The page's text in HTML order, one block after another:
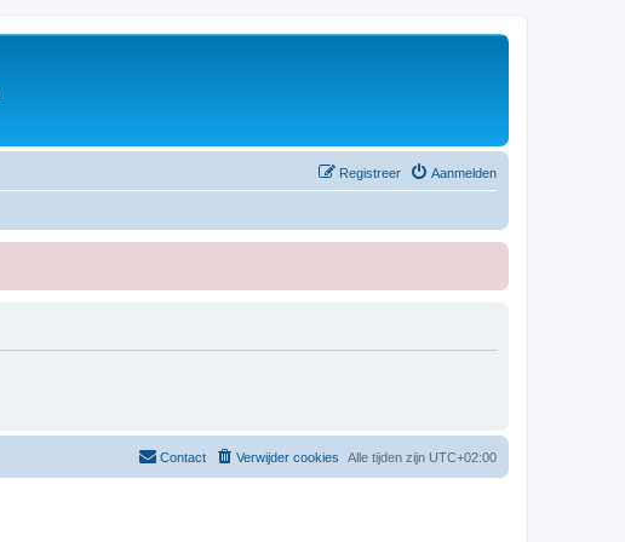
Aanmelden
Registreer
Alle tijden zijn UTC+02:00
Verwijder cookies
Contact